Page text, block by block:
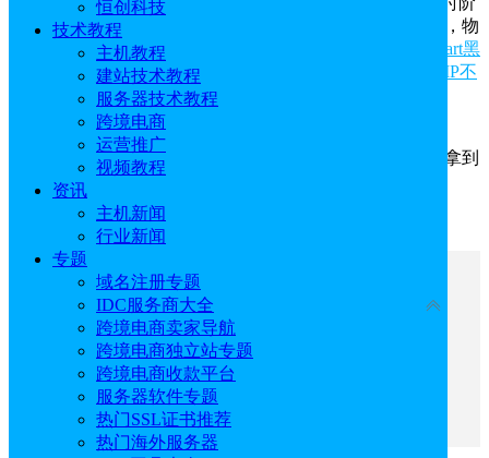
恒创科技
技术教程
主机教程
建站技术教程
服务器技术教程
跨境电商
运营推广
视频教程
资讯
主机新闻
行业新闻
专题
域名注册专题
IDC服务商大全
跨境电商卖家导航
跨境电商独立站专题
跨境电商收款平台
服务器软件专题
热门SSL证书推荐
热门海外服务器
段推出更大力度折扣，VPS低至2折，GPU服务器低至3折，物
理机低至4折。原Database Mart黑五活动参考《
Database Mart黑
五活动 美国VPS/GPU服务器/独服2折$0.99/月起 美国原生IP不
》。
本次更新后的黑五促销覆盖范围更广，折扣力度新增
10%-30%，多款型号首次加入黑五价，是今年唯一能同时拿到
最低价格 + 最多机型选择的窗口。
Database Mart黑五活动页面入口：
文章目录
一、为什么40万客户选择Database Mart？
二、黑五终极狂欢
三、最新加码促销款一览表
四、Cyber Monday彩蛋预告